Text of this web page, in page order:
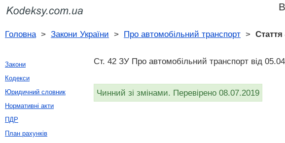
Головна> Закони України > Про автомобільний транспорт > Стаття
Ст. 42 ЗУ Про автомобільний транспорт вiд
Чинний зі змінами. Перевірено 08.07.2019
Закони
Кодекси
Юридичний словник
Нормативні акти
ПДР
План рахунків